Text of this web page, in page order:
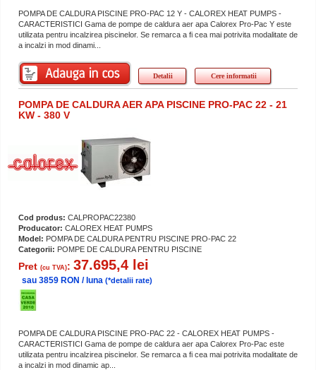
POMPA DE CALDURA PISCINE PRO-PAC 12 Y - CALOREX HEAT PUMPS -
CARACTERISTICI Gama de pompe de caldura aer apa Calorex Pro-Pac Y este
utilizata pentru incalzirea piscinelor. Se remarca a fi cea mai potrivita modalitate de
a incalzi in mod dinami...
Detalii Cere informatii
POMPA DE CALDURA AER APA PISCINE PRO-PAC 22 - 21
KW - 380 V
Cod produs: CALPROPAC22380
Producator: CALOREX HEAT PUMPS
Model: POMPA DE CALDURA PENTRU PISCINE PRO-PAC 22
Categorii: POMPE DE CALDURA PENTRU PISCINE
Pret (cu TVA): 37.695,4 lei
sau 3859 RON / luna (*detalii rate)
POMPA DE CALDURA PISCINE PRO-PAC 22 - CALOREX HEAT PUMPS -
CARACTERISTICI Gama de pompe de caldura aer apa Calorex Pro-Pac este
utilizata pentru incalzirea piscinelor. Se remarca a fi cea mai potrivita modalitate de
a incalzi in mod dinamic ap...